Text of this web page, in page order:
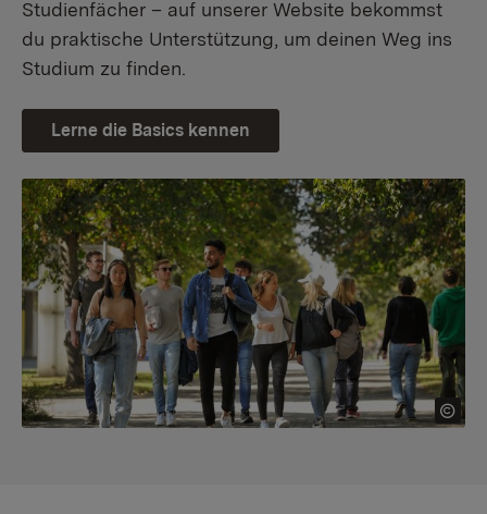
Studienfächer – auf unserer Website bekommst
du praktische Unterstützung, um deinen Weg ins
Studium zu finden.
Lerne die Basics kennen